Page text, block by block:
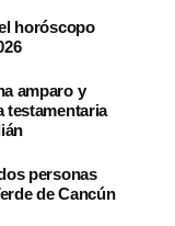
horóscopo
amparo y
testamentaria
personas
de Cancún